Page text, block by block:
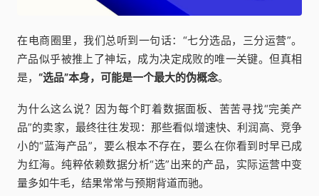
在电商圈里，我们总听到一句话：“七分选品，三分运营”。
产品似乎被推上了神坛，成为决定成败的唯一关键。但真相
是， “选品”本身，可能是一个最大的伪概念。
为什么这么说？因为每个盯着数据面板、苦苦寻找“完美产
品”的卖家，最终往往发现：那些看似增速快、利润高、竞争
小的“蓝海产品”，要么根本不存在，要么在你看到时早已成
为红海。纯粹依赖数据分析“选”出来的产品，实际运营中变
量多如牛毛，结果常常与预期背道而驰。